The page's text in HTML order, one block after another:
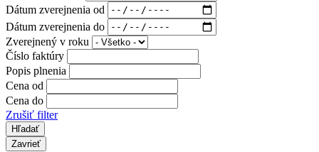
Dátum zverejnenia od
Dátum zverejnenia do
Zverejnený v roku
Číslo faktúry
Popis plnenia
Cena od
Cena do
Zrušiť filter
Zavrieť